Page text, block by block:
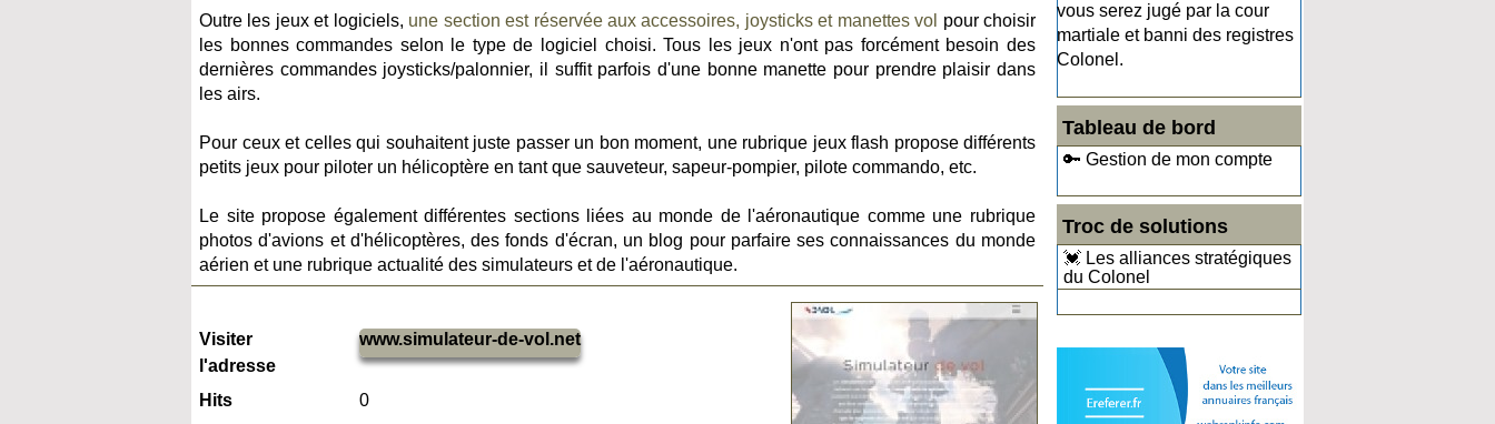
vous serez jugé par la cour
martiale et banni des registres
Colonel.
Tableau de bord
🔑 Gestion de mon compte
Troc de solutions
💓 Les alliances stratégiques
du Colonel
Outre les jeux et logiciels, une section est réservée aux accessoires, joysticks et manettes vol pour choisir
les bonnes commandes selon le type de logiciel choisi. Tous les jeux n'ont pas forcément besoin des
dernières commandes joysticks/palonnier, il suffit parfois d'une bonne manette pour prendre plaisir dans
les airs.
Pour ceux et celles qui souhaitent juste passer un bon moment, une rubrique jeux flash propose différents
petits jeux pour piloter un hélicoptère en tant que sauveteur, sapeur-pompier, pilote commando, etc.
Le site propose également différentes sections liées au monde de l'aéronautique comme une rubrique
photos d'avions et d'hélicoptères, des fonds d'écran, un blog pour parfaire ses connaissances du monde
aérien et une rubrique actualité des simulateurs et de l'aéronautique.
Visiter
l'adresse
www.simulateur-de-vol.net
Hits
0